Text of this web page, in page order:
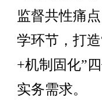
监督共性痛
学环节，打
+机制固化”
实务需求。